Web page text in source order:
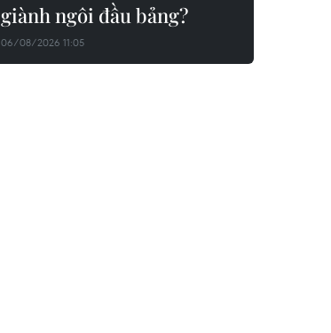
giành ngôi đầu bảng?
06/08/2026 11:05